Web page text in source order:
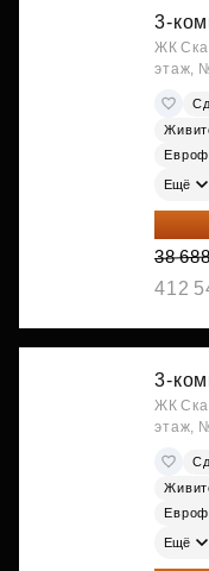
3-
ЖК
этаж,
Ещё
31
38
412
3-
ЖК
этаж,
Ещё